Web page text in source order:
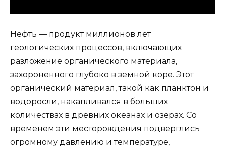
Нефть — продукт миллионов лет
геологических процессов, включающих
разложение органического материала,
захороненного глубоко в земной коре. Этот
органический материал, такой как планктон и
водоросли, накапливался в больших
количествах в древних океанах и озерах. Со
временем эти месторождения подверглись
огромному давлению и температуре,